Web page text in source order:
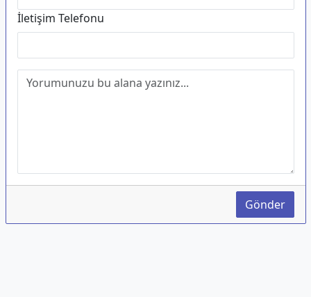
İletişim Telefonu
Gönder